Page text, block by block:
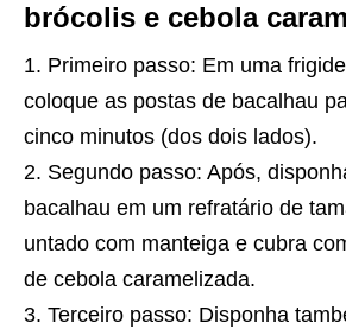
brócolis e cebola
Primeiro passo: Em uma
coloque as postas de bacalhau
cinco minutos (dos dois lados).
Segundo passo: Após,
bacalhau em um refratário de
untado com manteiga e cubra
de cebola caramelizada.
Terceiro passo: Disponha